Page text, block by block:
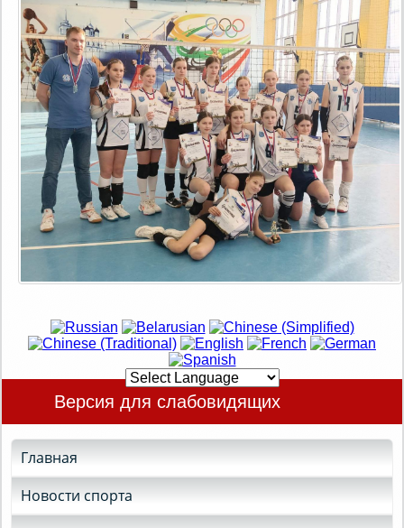
Версия для слабовидящих
Главная
Новости спорта